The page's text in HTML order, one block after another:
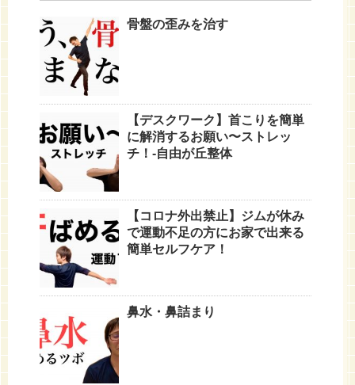
骨盤の歪みを治す
【デスクワーク】首こりを簡単
に解消するお願い〜ストレッ
チ！-自由が丘整体
【コロナ外出禁止】ジムが休み
で運動不足の方にお家で出来る
簡単セルフケア！
鼻水・鼻詰まり